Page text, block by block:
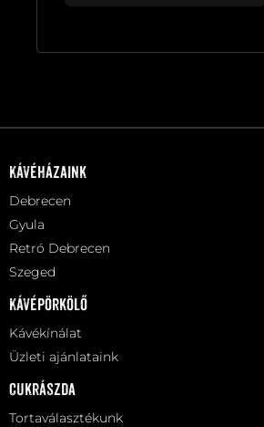
Kávéházaink
Debrecen
Gyula
Retró Debrecen
Szeged
Kávépörkölő
Kávékínálat
Üzleti ajánlataink
Cukrászda
Tortaválasztékunk